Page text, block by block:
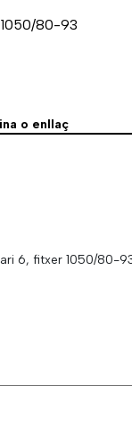
80-93
o enllaç
6, fitxer 1050/80-